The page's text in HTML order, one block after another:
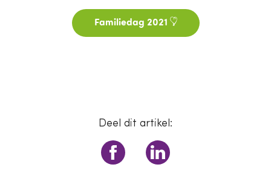
Familiedag 2021
Deel dit artikel: